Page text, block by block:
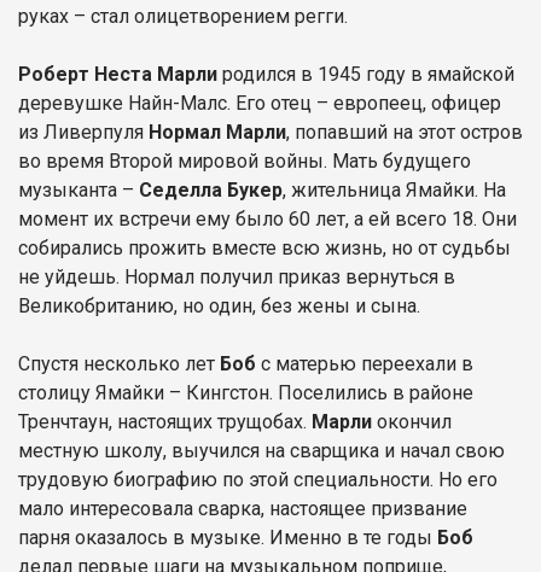
руках – стал олицетворением регги.
Роберт Неста Марли родился в 1945 году в ямайской
деревушке Найн-Малс. Его отец – европеец, офицер
из Ливерпуля Нормал Марли, попавший на этот остров
во время Второй мировой войны. Мать будущего
музыканта – Седелла Букер, жительница Ямайки. На
момент их встречи ему было 60 лет, а ей всего 18. Они
собирались прожить вместе всю жизнь, но от судьбы
не уйдешь. Нормал получил приказ вернуться в
Великобританию, но один, без жены и сына.
Спустя несколько лет Боб с матерью переехали в
столицу Ямайки – Кингстон. Поселились в районе
Тренчтаун, настоящих трущобах. Марли окончил
местную школу, выучился на сварщика и начал свою
трудовую биографию по этой специальности. Но его
мало интересовала сварка, настоящее призвание
парня оказалось в музыке. Именно в те годы Боб
делал первые шаги на музыкальном поприще,